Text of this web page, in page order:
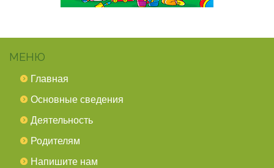
МЕНЮ
Главная
Основные сведения
Деятельность
Родителям
Напишите нам